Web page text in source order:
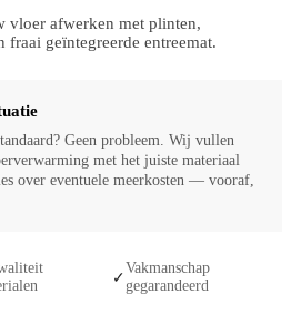
vloer afwerken met plinten,
geïntegreerde entreemat.
Geen probleem. Wij vullen
met het juiste materiaal
over eventuele meerkosten — vooraf,
✓
Vakmanschap
gegarandeerd